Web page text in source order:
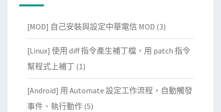
[MOD] 自己安裝與設定中華電信 MOD (3)
[Linux] 使用 diff 指令產生補丁檔，用 patch 指令
幫程式上補丁 (1)
[Android] 用 Automate 設定工作流程，自動觸發
事件、執行動作 (5)